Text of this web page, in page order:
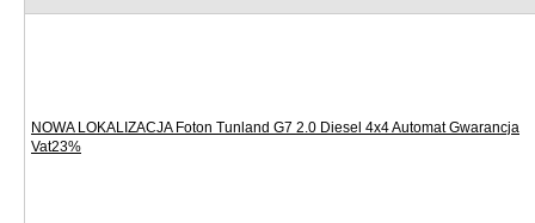
NOWA LOKALIZACJA Foton Tunland G7 2.0 Diesel 4x4 Automat Gwarancja
Vat23%